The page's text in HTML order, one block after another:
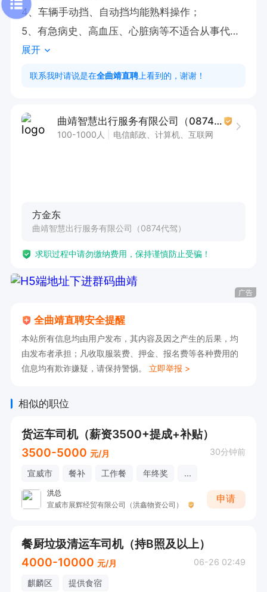
4、车辆手动挡、自动挡均能熟料操作；
5、有急病史、高血压、心脏病等不适合从事代驾
行业；
0874代驾工作时间：19:30点-03点 （客人开车去
展开
联系我时请说是在全曲靖直聘 上看到的，谢谢！
曲靖智慧出行服务有限公司（0874代驾）
100-1000人 电信邮政、计算机、互联网
方金东
曲靖智慧出行服务有限公司（0874代驾）
求职过程中请勿缴纳费用，保持谨慎防止受骗！
广告
全曲靖直聘安全提醒
本站所有信息均由用户发布，其内容及因之产生的后果，均
由发布者承担；凡收取服装费、押金、报名费等各种费用的
信息均有欺诈嫌疑，请保持警惕。 立即举报 >
相似的职位
货运车司机（薪资3500+提成+补贴）
3500-5000 元/月 30分钟前
宣威市 餐补 工作餐 年终奖 ...
洪总
宣威市展辉经贸有限公司（洪鑫物资公司）
申请
餐厨垃圾清运车司机（持B照及以上）
4000-10000 元/月 06-26 02:49
麒麟区 提供食宿